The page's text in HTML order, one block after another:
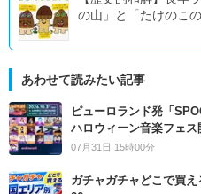
の山」と「たけのこの
あわせて読みたい記事
ピューロランド発「
ハロウィーン音楽フェス
07月31日 15時00分
ガチャガチャどこで買